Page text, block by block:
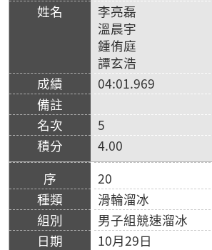
李亮磊
溫晨宇
鍾侑庭
譚玄浩
04:01.969
5
4.00
20
滑輪溜冰
男子組競速溜冰
10月29日